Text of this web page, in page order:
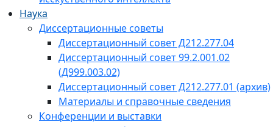
Наука
Диссертационные советы
Диссертационный совет Д212.277.04
Диссертационный совет 99.2.001.02
(Д999.003.02)
Диссертационный совет Д212.277.01 (архив)
Материалы и справочные сведения
Конференции и выставки